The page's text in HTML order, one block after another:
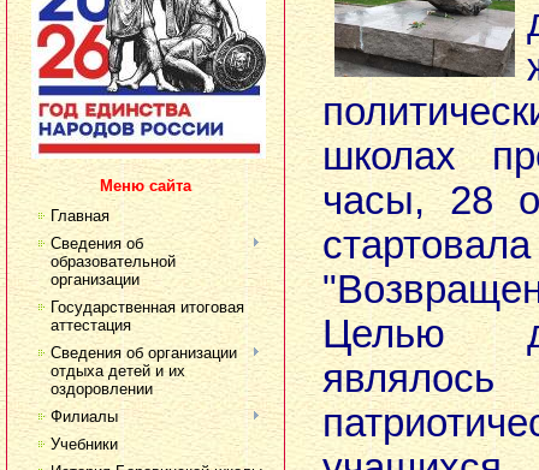
Меню сайта
Главная
Сведения об
образовательной
организации
Государственная итоговая
аттестация
Сведения об организации
отдыха детей и их
оздоровлении
Филиалы
Учебники
школах
часы, 28
Целью